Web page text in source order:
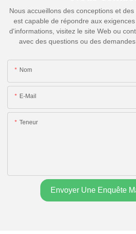
Nous accueillons des conceptions et
est capable de répondre aux
d'informations, visitez le site Web ou
avec des questions ou des
Nom
E-Mail
Teneur
Envoyer Une Enquête